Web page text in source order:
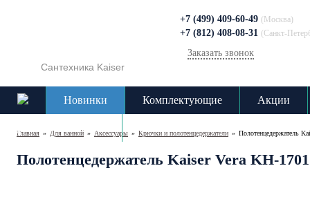
Сантехника Kaiser
+7 (499) 409-60-49 (Москва)
+7 (812) 408-08-31 (Санкт-
Заказать звонок
Новинки Комплектующие Акции
Доставка и оплата
Главная » Для ванной » Аксессуары » Крючки и полотенцедержатели » Полотенцедержатель
Полотенцедержатель Kaiser Vera KH-